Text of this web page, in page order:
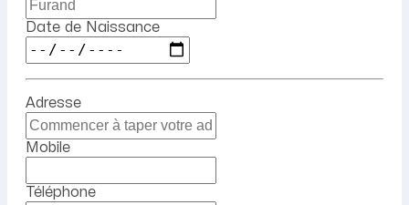
Date de Naissance
Adresse
Mobile
Téléphone